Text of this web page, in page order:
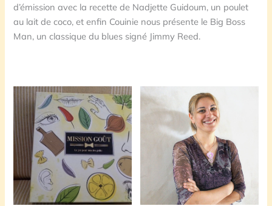
d’émission avec la recette de Nadjette Guidoum, un poulet
au lait de coco, et enfin Couinie nous présente le Big Boss
Man, un classique du blues signé Jimmy Reed.